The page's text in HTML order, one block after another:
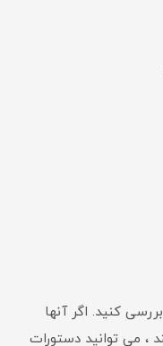
تاریخ پرونده ها را در فهرست RegBack بررسی کنید. اگر آنها
، می توانید دستورات